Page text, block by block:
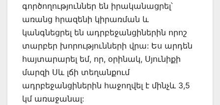
գործողություններ են իրականացրել՝
առանց հրազենի կիրառման և
կանգնեցրել են ադրբեջանցիներին որոշ
տարբեր խորությունների վրա: Ես արդեն
հայտարարել եմ, որ, օրինակ, Սյունիքի
մարզի Սև լճի տեղանքում
ադրբեջանցիներին հաջողվել է մինչև 3,5
կմ առաջանալ: